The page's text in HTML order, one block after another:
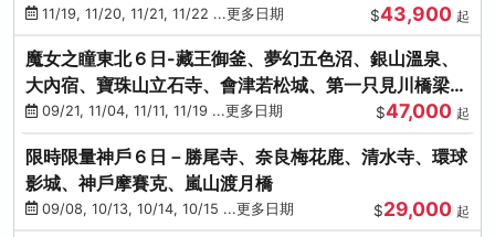
（青森／仙台）
11/19, 11/20, 11/21, 11/22 ...更多日期 $43,900 起
魔女之瞳東北６日-藏王御釜、夢幻五色沼、銀山溫泉、
大內宿、寶珠山立石寺、會津若松城、第一只見川橋梁、
燒肉吃到飽
09/21, 11/04, 11/11, 11/19 ...更多日期 $47,000 起
限時限量神戶６日－勝尾寺、奈良梅花鹿、清水寺、環球
影城、神戶摩賽克、嵐山渡月橋
09/08, 10/13, 10/14, 10/15 ...更多日期 $29,000 起